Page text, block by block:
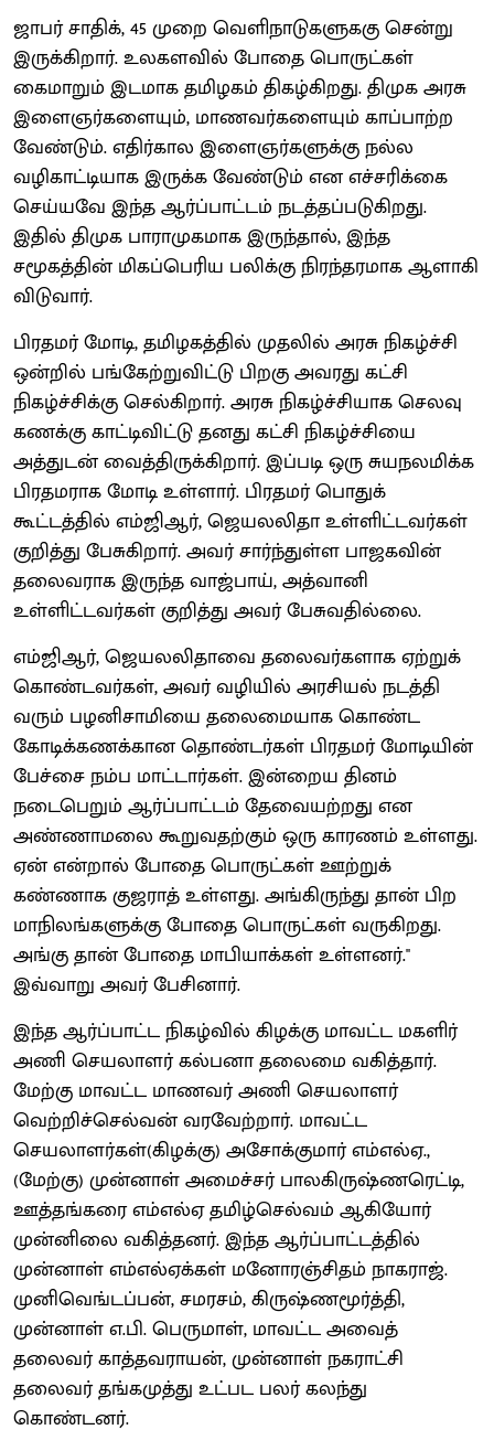
ஜாபர் சாதிக், 45 முறை வெளிநாடுகளுககு சென்று
இருக்கிறார். உலகளவில் போதை பொருட்கள்
கைமாறும் இடமாக தமிழகம் திகழ்கிறது. திமுக அரசு
இளைஞர்களையும், மாணவர்களையும் காப்பாற்ற
வேண்டும். எதிர்கால இளைஞர்களுக்கு நல்ல
வழிகாட்டியாக இருக்க வேண்டும் என எச்சரிக்கை
செய்யவே இந்த ஆர்ப்பாட்டம் நடத்தப்படுகிறது.
இதில் திமுக பாராமுகமாக இருந்தால், இந்த
சமூகத்தின் மிகப்பெரிய பலிக்கு நிரந்தரமாக ஆளாகி
விடுவார்.
பிரதமர் மோடி, தமிழகத்தில் முதலில் அரசு நிகழ்ச்சி
ஒன்றில் பங்கேற்றுவிட்டு பிறகு அவரது கட்சி
நிகழ்ச்சிக்கு செல்கிறார். அரசு நிகழ்ச்சியாக செலவு
கணக்கு காட்டிவிட்டு தனது கட்சி நிகழ்ச்சியை
அத்துடன் வைத்திருக்கிறார். இப்படி ஒரு சுயநலமிக்க
பிரதமராக மோடி உள்ளார். பிரதமர் பொதுக்
கூட்டத்தில் எம்ஜிஆர், ஜெயலலிதா உள்ளிட்டவர்கள்
குறித்து பேசுகிறார். அவர் சார்ந்துள்ள பாஜகவின்
தலைவராக இருந்த வாஜ்பாய், அத்வானி
உள்ளிட்டவர்கள் குறித்து அவர் பேசுவதில்லை.
எம்ஜிஆர், ஜெயலலிதாவை தலைவர்களாக ஏற்றுக்
கொண்டவர்கள், அவர் வழியில் அரசியல் நடத்தி
வரும் பழனிசாமியை தலைமையாக கொண்ட
கோடிக்கணக்கான தொண்டர்கள் பிரதமர் மோடியின்
பேச்சை நம்ப மாட்டார்கள். இன்றைய தினம்
நடைபெறும் ஆர்ப்பாட்டம் தேவையற்றது என
அண்ணாமலை கூறுவதற்கும் ஒரு காரணம் உள்ளது.
ஏன் என்றால் போதை பொருட்கள் ஊற்றுக்
கண்ணாக குஜராத் உள்ளது. அங்கிருந்து தான் பிற
மாநிலங்களுக்கு போதை பொருட்கள் வருகிறது.
அங்கு தான் போதை மாபியாக்கள் உள்ளனர்.''
இவ்வாறு அவர் பேசினார்.
இந்த ஆர்ப்பாட்ட நிகழ்வில் கிழக்கு மாவட்ட மகளிர்
அணி செயலாளர் கல்பனா தலைமை வகித்தார்.
மேற்கு மாவட்ட மாணவர் அணி செயலாளர்
வெற்றிச்செல்வன் வரவேற்றார். மாவட்ட
செயலாளர்கள்(கிழக்கு) அசோக்குமார் எம்எல்ஏ.,
(மேற்கு) முன்னாள் அமைச்சர் பாலகிருஷ்ணரெட்டி,
ஊத்தங்கரை எம்எல்ஏ தமிழ்செல்வம் ஆகியோர்
முன்னிலை வகித்தனர். இந்த ஆர்ப்பாட்டத்தில்
முன்னாள் எம்எல்ஏக்கள் மனோரஞ்சிதம் நாகராஜ்.
முனிவெங்டப்பன், சமரசம், கிருஷ்ணமூர்த்தி,
முன்னாள் எ.பி. பெருமாள், மாவட்ட அவைத்
தலைவர் காத்தவராயன், முன்னாள் நகராட்சி
தலைவர் தங்கமுத்து உட்பட பலர் கலந்து
கொண்டனர்.